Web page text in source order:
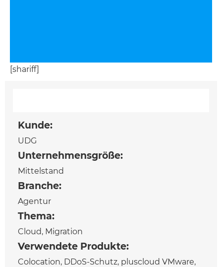
[shariff]
Kunde:
UDG
Unternehmensgröße:
Mittelstand
Branche:
Agentur
Thema:
Cloud, Migration
Verwendete Produkte:
Colocation, DDoS-Schutz, pluscloud VMware,